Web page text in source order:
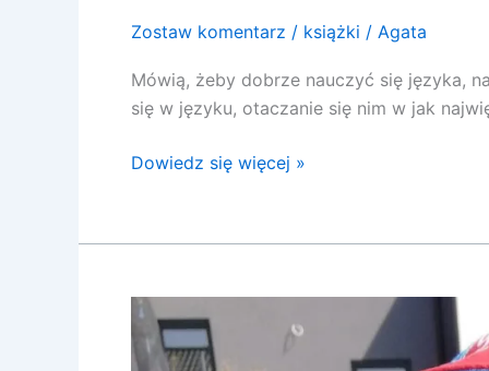
Zostaw komentarz / książki / Agata
Mówią, żeby dobrze nauczyć się języka,
się w języku, otaczanie się nim w jak
Dowiedz się więcej »
Kraina…
seria